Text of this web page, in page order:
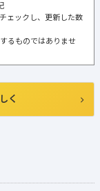
ェックし、更新した数
るものではありませ
く